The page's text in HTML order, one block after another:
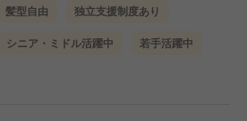
髪型自由 独立支援制度あり
シニア・ミドル活躍中 若手活躍中